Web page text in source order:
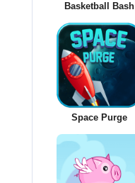
Basketball Bash
Space Purge